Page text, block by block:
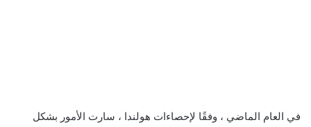
في العام الماضي ، وفقًا لإحصاءات هولندا ، سارت الأمور بشكل